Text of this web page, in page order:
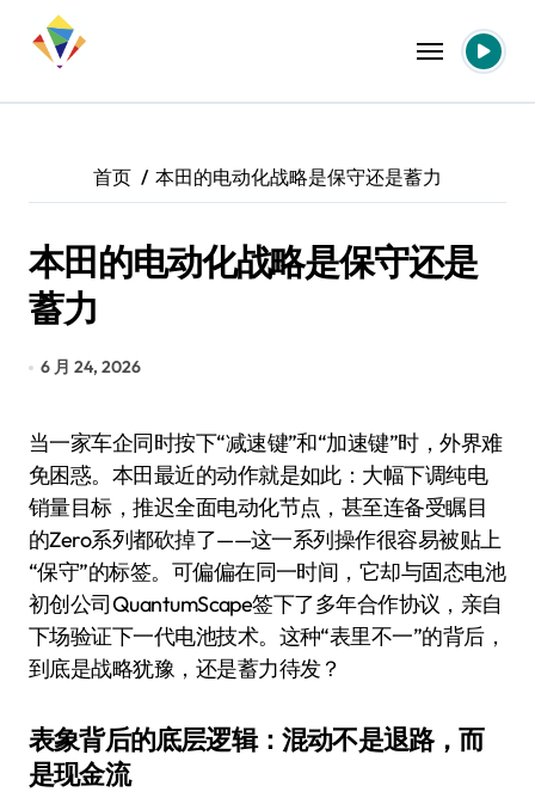
首页 本田的电动化战略是保守还是蓄力
本田的电动化战略是保守还是
蓄力
6 月 24, 2026
当一家车企同时按下“减速键”和“加速键”时，外界难
免困惑。本田最近的动作就是如此：大幅下调纯电
销量目标，推迟全面电动化节点，甚至连备受瞩目
的Zero系列都砍掉了——这一系列操作很容易被贴上
“保守”的标签。可偏偏在同一时间，它却与固态电池
初创公司QuantumScape签下了多年合作协议，亲自
下场验证下一代电池技术。这种“表里不一”的背后，
到底是战略犹豫，还是蓄力待发？
表象背后的底层逻辑：混动不是退路，而
是现金流